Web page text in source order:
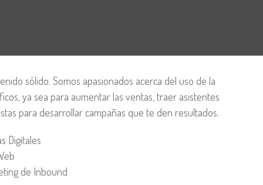
sólido. Somos apasionados acerca del uso de la
ya sea para aumentar las ventas, traer asistentes
para desarrollar campañas que te den resultados.
Digitales
de Inbound